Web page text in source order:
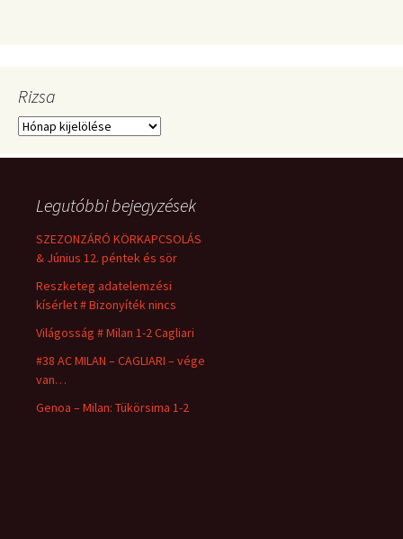
Rizsa
Rizsa
Legutóbbi bejegyzések
SZEZONZÁRÓ KÖRKAPCSOLÁS
& Június 12. péntek és sör
Reszketeg adatelemzési
kísérlet # Bizonyíték nincs
Világosság # Milan 1-2 Cagliari
#38 AC MILAN – CAGLIARI – vége
van…
Genoa – Milan: Tükörsima 1-2